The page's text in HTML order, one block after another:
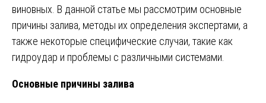
виновных. В данной статье мы рассмотрим основные
причины залива, методы их определения экспертами, а
также некоторые специфические случаи, такие как
гидроудар и проблемы с различными системами.
Основные причины залива